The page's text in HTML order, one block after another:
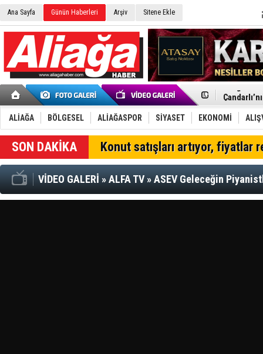
Ana Sayfa Günün Haberleri Arşiv Sitene Ekle
Menemen
Furkan
Chp
AK Parti
SOCAR
Trafiği
Alto,
Dikili'de
ALİAĞA BÖLGESEL ALİAĞASPOR SİYASET EKONOMİ
SON DAKİKA Konut satışları artıyor, fiyatlar
VİDEO GALERİ »ALFA TV»ASEV Geleceğin